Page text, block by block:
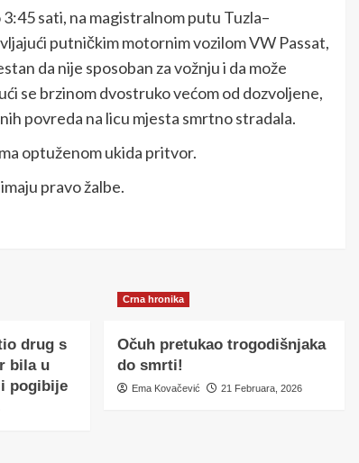
sati, na magistralnom putu Tuzla–
putničkim motornim vozilom VW Passat,
da nije sposoban za vožnju i da može
se brzinom dvostruko većom od dozvoljene,
povreda na licu mjesta smrtno stradala.
optuženom ukida pritvor.
pravo žalbe.
drug s
bila u
pogibije
Crna hronika
Očuh pretukao trogodišnjaka
do smrti!
Ema Kovačević 21 Februara, 2026